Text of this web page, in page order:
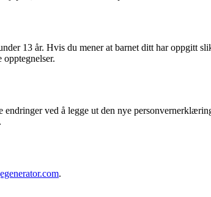
13 år. Hvis du mener at barnet ditt har oppgitt
ved å legge ut den nye
.